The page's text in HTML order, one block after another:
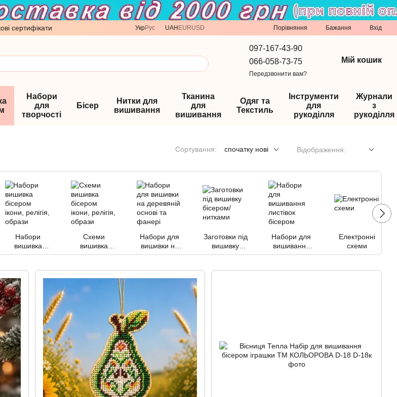
сертифікати
УкрРус UAH EURUSD Порівняння Бажання Вхід
097-167-43-90
066-058-73-75
Передзвонити вам?
Мій кошик
Набори
для
творчості
Бісер
Нитки для
вишивання
Тканина
для
вишивання
Одяг та
Текстиль
Інструменти
для
рукоділля
Журнали
з
рукоділля
Сортування: спочатку нові Відображення:
Набори
вишивка
бісером ікони,
Схеми
вишивка
бісером ікони,
Набори для
вишивки на
деревяній
фанері
Заготовки під
вишивку
бісером/
Набори для
вишивання
листівок
Електронні
схеми